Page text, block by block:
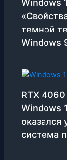
Windows
темной
Windows
RTX 4060
Windows
оказался
система